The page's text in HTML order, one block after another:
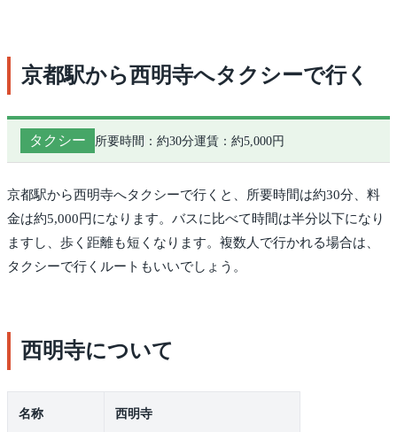
京都駅から西明寺へタクシーで行く
タクシー 所要時間：約30分運賃：約5,000円
京都駅から西明寺へタクシーで行くと、所要時間は約30分、料
金は約5,000円になります。バスに比べて時間は半分以下になり
ますし、歩く距離も短くなります。複数人で行かれる場合は、
タクシーで行くルートもいいでしょう。
西明寺について
名称 西明寺